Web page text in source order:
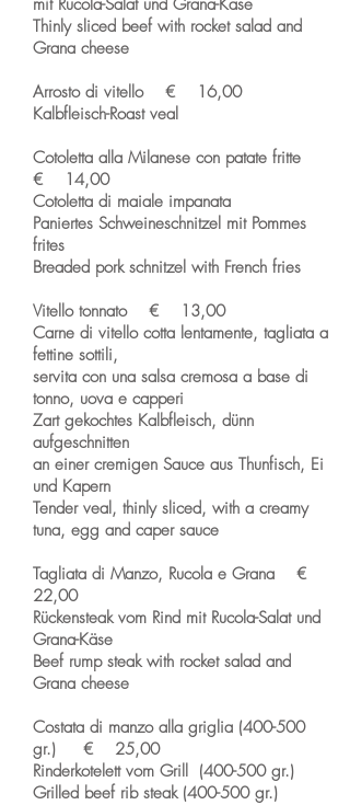
mit Rucola-Salat und Grana-Käse
Thinly sliced beef with rocket salad and
Grana cheese
Arrosto di vitello € 16,00
Kalbfleisch-Roast veal
Cotoletta alla Milanese con patate fritte
€ 14,00
Cotoletta di maiale impanata
Paniertes Schweineschnitzel mit Pommes
frites
Breaded pork schnitzel with French fries
Vitello tonnato € 13,00
Carne di vitello cotta lentamente, tagliata a
fettine sottili,
servita con una salsa cremosa a base di
tonno, uova e capperi
Zart gekochtes Kalbfleisch, dünn
aufgeschnitten
an einer cremigen Sauce aus Thunfisch, Ei
und Kapern
Tender veal, thinly sliced, with a creamy
tuna, egg and caper sauce
Tagliata di Manzo, Rucola e Grana €
22,00
Rückensteak vom Rind mit Rucola-Salat und
Grana-Käse
Beef rump steak with rocket salad and
Grana cheese
Costata di manzo alla griglia (400-500
gr.) € 25,00
Rinderkotelett vom Grill (400-500 gr.)
Grilled beef rib steak (400-500 gr.)